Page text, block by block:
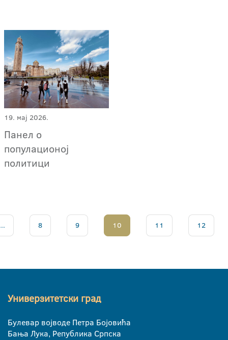
19. мај 2026.
Панел о
популационој
политици
8 9 10 11 12
Универзитетски град
Булевар војводе Петра Бојовића
Бања Лука, Република Српска